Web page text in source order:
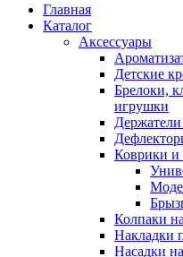
Главная
Каталог
Аксессуары
Детские
Брелоки,
игрушки
Коврики и
Колпаки
Накладки
Насадки